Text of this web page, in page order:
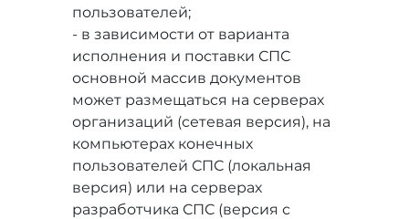
пользователей;
- в зависимости от варианта
исполнения и поставки СПС
основной массив документов
может размещаться на серверах
организаций (сетевая версия), на
компьютерах конечных
пользователей СПС (локальная
версия) или на серверах
разработчика СПС (версия с